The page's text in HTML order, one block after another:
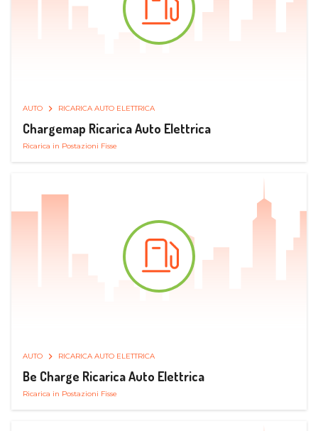
AUTO RICARICA AUTO ELETTRICA
Chargemap Ricarica Auto Elettrica
Ricarica in Postazioni Fisse
AUTO RICARICA AUTO ELETTRICA
Be Charge Ricarica Auto Elettrica
Ricarica in Postazioni Fisse